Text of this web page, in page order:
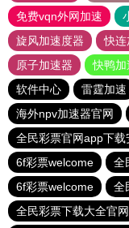
免费vqn外网加速
旋风加速度器
快连
原子加速器
快鸭加
软件中心
雷霆加速
海外npv加速器官网
全民彩票官网app下载
6f彩票welcome
全
6f彩票welcome
全
全民彩票下载大全官网